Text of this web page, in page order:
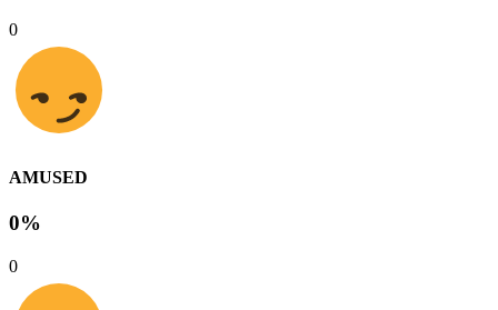
0
AMUSED
0%
0